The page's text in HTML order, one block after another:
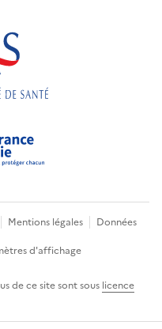
Mentions légales
Données
d'affichage
de ce site sont sous licence